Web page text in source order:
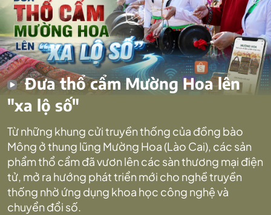
Đưa thổ cẩm Mường Hoa lên
"xa lộ số"
Từ những khung cửi truyền thống của đồng bào
Mông ở thung lũng Mường Hoa (Lào Cai), các sản
phẩm thổ cẩm đã vươn lên các sàn thương mại điện
tử, mở ra hướng phát triển mới cho nghề truyền
thống nhờ ứng dụng khoa học công nghệ và
chuyển đổi số.